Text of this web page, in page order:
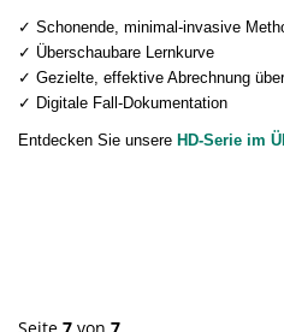
✓ Schonende, minimal-invasive
✓ Überschaubare Lernkurve
✓ Gezielte, effektive Abrechnung
✓ Digitale Fall-Dokumentation
Entdecken Sie unsere HD-Serie im